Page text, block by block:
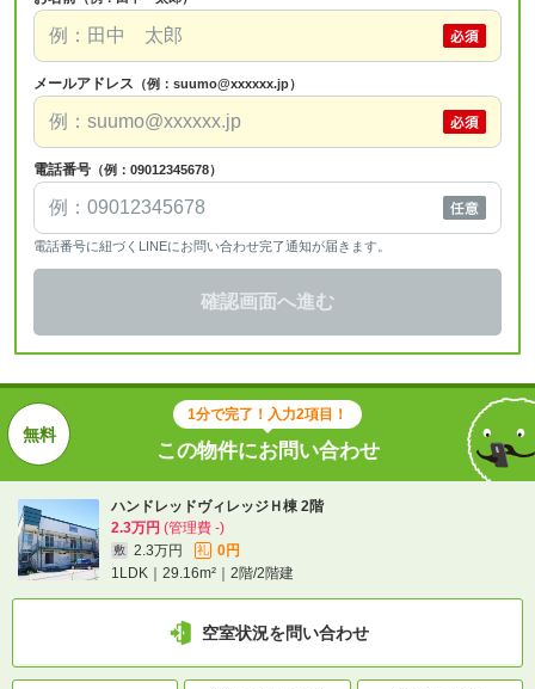
メールアドレス （例：suumo@xxxxxx.jp）
電話番号 （例：09012345678）
電話番号に紐づくLINEにお問い合わせ完了通知が届きます。
確認画面へ進む
1分で完了！入力2項目！
この物件にお問い合わせ
ハンドレッドヴィレッジＨ棟 2階
2.3万円 (管理費 -)
敷 2.3万円 礼
0円
1LDK｜29.16m²｜2階/2階建
空室状況を問い合わせ